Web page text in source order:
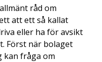
råd om
att ett så kallat
eller ha för avsikt
Först när bolaget
kan fråga om